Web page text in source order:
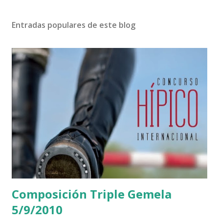
Entradas populares de este blog
Composición Triple Gemela
5/9/2010